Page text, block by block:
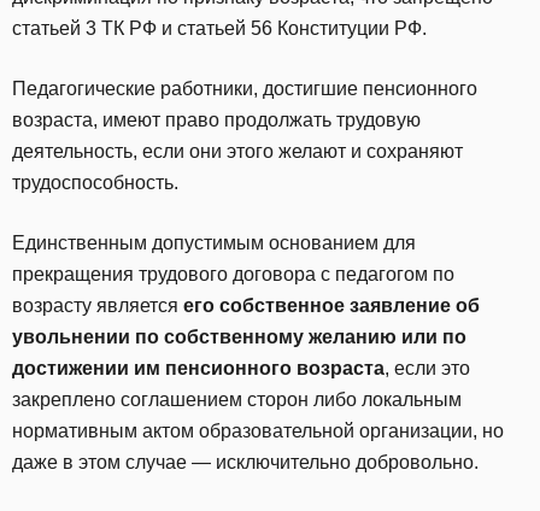
статьей 3 ТК РФ и статьей 56 Конституции РФ.
Педагогические работники, достигшие пенсионного
возраста, имеют право продолжать трудовую
деятельность, если они этого желают и сохраняют
трудоспособность.
Единственным допустимым основанием для
прекращения трудового договора с педагогом по
возрасту является его собственное заявление об
увольнении по собственному желанию или по
достижении им пенсионного возраста, если это
закреплено соглашением сторон либо локальным
нормативным актом образовательной организации, но
даже в этом случае — исключительно добровольно.